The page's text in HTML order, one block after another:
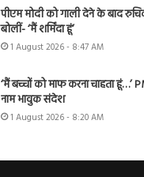
पीएम मोदी को गाली देने के बाद
बोलीं- ‘मैं शर्मिंदा हूं’
1 August 2026 - 8:47 AM
‘मैं बच्चों को माफ करना चाहता हूं…’
नाम भावुक संदेश
1 August 2026 - 8:20 AM